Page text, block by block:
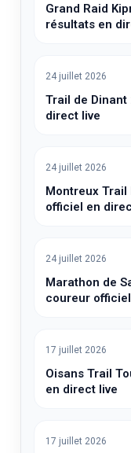
Grand Raid
résultats en
24 juillet 2026
Trail de
direct live
24 juillet 2026
Montreux Trail
officiel en
24 juillet 2026
Marathon de
coureur
17 juillet 2026
Oisans Trail
en direct live
17 juillet 2026